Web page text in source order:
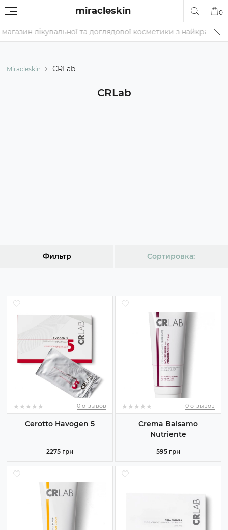
miracleskin 0
лікувальної та доглядової косметики з найкращими
Miracleskin СRLab
СRLab
Фильтр Сортировка:
★
★ ★
★ ★
★ ★
★ ★
★ 0 отзывов
Cerotto Havogen 5
2275 грн
★
★ ★
★ ★
★ ★
★ ★
★ 0 отзывов
Crema Balsamo
Nutriente
595 грн